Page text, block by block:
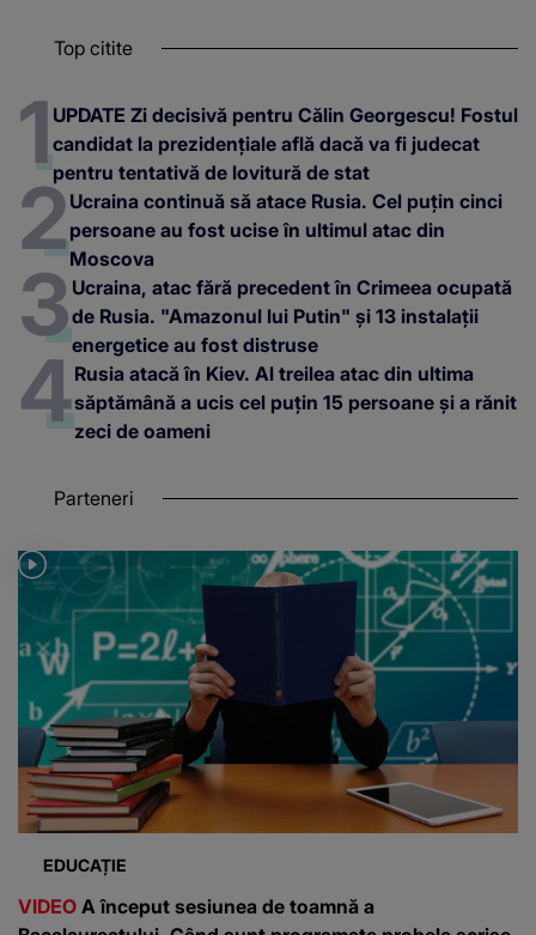
Top citite
UPDATE Zi decisivă pentru Călin Georgescu! Fostul
candidat la prezidențiale află dacă va fi judecat
pentru tentativă de lovitură de stat
Ucraina continuă să atace Rusia. Cel puțin cinci
persoane au fost ucise în ultimul atac din
Moscova
Ucraina, atac fără precedent în Crimeea ocupată
de Rusia. "Amazonul lui Putin" și 13 instalații
energetice au fost distruse
Rusia atacă în Kiev. Al treilea atac din ultima
săptămână a ucis cel puțin 15 persoane și a rănit
zeci de oameni
Parteneri
EDUCAȚIE
VIDEO A început sesiunea de toamnă a